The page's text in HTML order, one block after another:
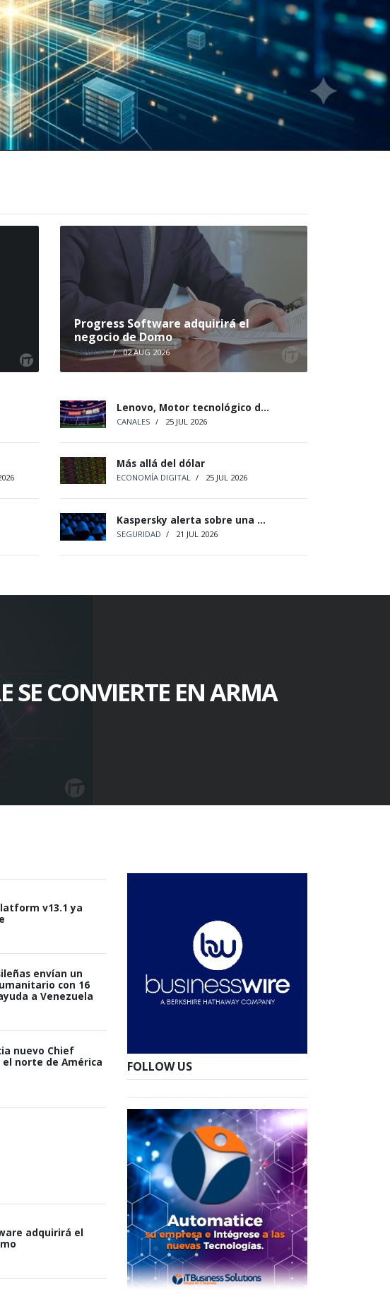
Progress Software adquirirá el
negocio de Domo
CANALES / 02 AUG 2026
Lenovo, Motor tecnológico d...
CANALES / 25 JUL 2026
Más allá del dólar
ECONOMÍA DIGITAL / 25 JUL 2026
Kaspersky alerta sobre una ...
SEGURIDAD / 21 JUL 2026
SE CONVIERTE EN ARMA
v13.1 ya
envían un
con 16
a Venezuela
nuevo Chief
norte de América
adquirirá el
FOLLOW US